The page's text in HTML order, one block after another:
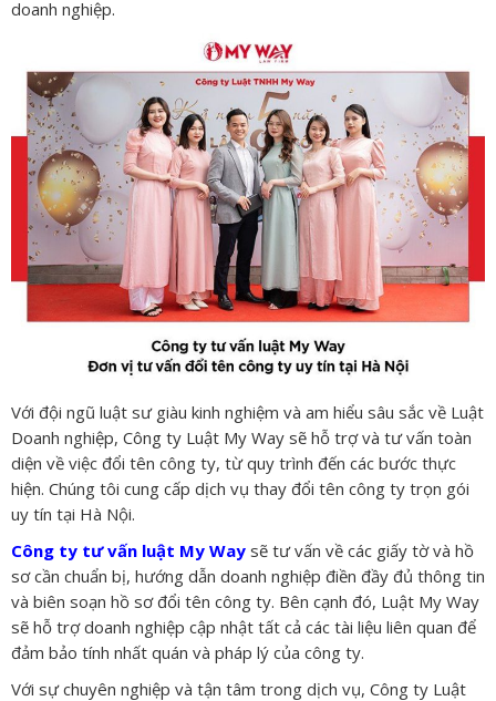
doanh nghiệp.
Với đội ngũ luật sư giàu kinh nghiệm và am hiểu sâu sắc về Luật
Doanh nghiệp, Công ty Luật My Way sẽ hỗ trợ và tư vấn toàn
diện về việc đổi tên công ty, từ quy trình đến các bước thực
hiện. Chúng tôi cung cấp dịch vụ thay đổi tên công ty trọn gói
uy tín tại Hà Nội.
Công ty tư vấn luật My Way sẽ tư vấn về các giấy tờ và hồ
sơ cần chuẩn bị, hướng dẫn doanh nghiệp điền đầy đủ thông tin
và biên soạn hồ sơ đổi tên công ty. Bên cạnh đó, Luật My Way
sẽ hỗ trợ doanh nghiệp cập nhật tất cả các tài liệu liên quan để
đảm bảo tính nhất quán và pháp lý của công ty.
Với sự chuyên nghiệp và tận tâm trong dịch vụ, Công ty Luật